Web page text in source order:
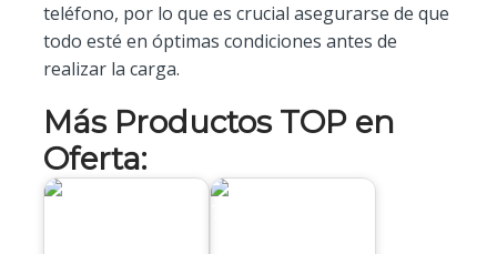
teléfono, por lo que es crucial asegurarse de que
todo esté en óptimas condiciones antes de
realizar la carga.
Más Productos TOP en
Oferta: